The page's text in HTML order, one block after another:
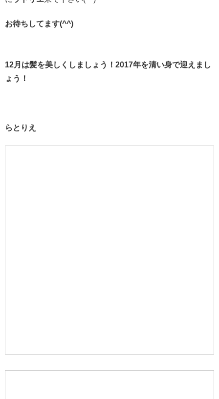
お待ちしてます(^^)
12月は髪を美しくしましょう！2017年を清い身で迎えまし
ょう！
らとりえ